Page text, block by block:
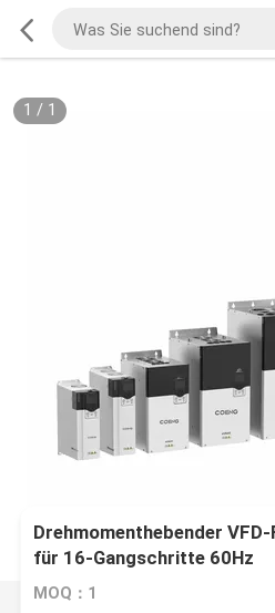
1 / 1
Drehmomenthebender
für 16-Gangschritte 60Hz
MOQ：1